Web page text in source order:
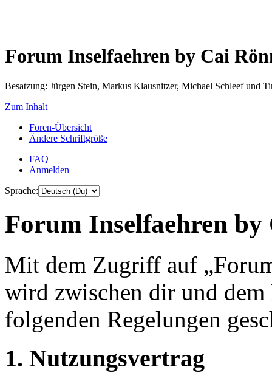
Forum Inselfaehren by Cai
Besatzung: Jürgen Stein, Markus Klausnitzer, Michael Schleef und
Zum Inhalt
Foren-Übersicht
Ändere Schriftgröße
FAQ
Anmelden
Sprache:
Forum Inselfaehren
Mit dem Zugriff auf
wird zwischen dir und
folgenden Regelungen
1. Nutzungsvertrag